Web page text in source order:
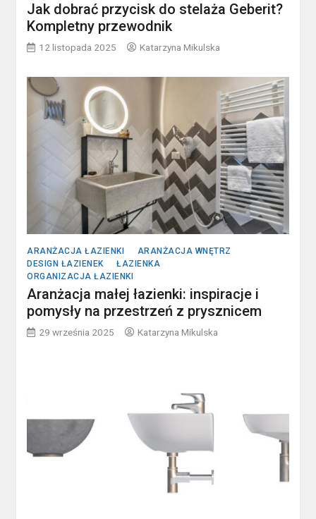
Jak dobrać przycisk do stelaża Geberit?
Kompletny przewodnik
12 listopada 2025 Katarzyna Mikulska
ARANŻACJA ŁAZIENKI
ARANŻACJA WNĘTRZ
DESIGN ŁAZIENEK
ŁAZIENKA
ORGANIZACJA ŁAZIENKI
Aranżacja małej łazienki: inspiracje i
pomysły na przestrzeń z prysznicem
29 września 2025 Katarzyna Mikulska